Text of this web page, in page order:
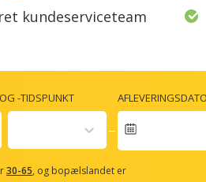
kundeserviceteam
-TIDSPUNKT
30-65, og bopælslandet er